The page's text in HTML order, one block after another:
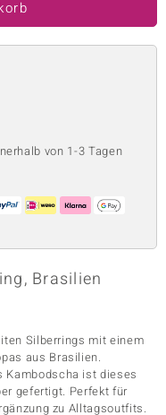
von 1-3 Tagen
Brasilien
Silberrings mit einem
aus Brasilien.
Kambodscha ist dieses
gefertigt. Perfekt für
zu Alltagsoutfits.